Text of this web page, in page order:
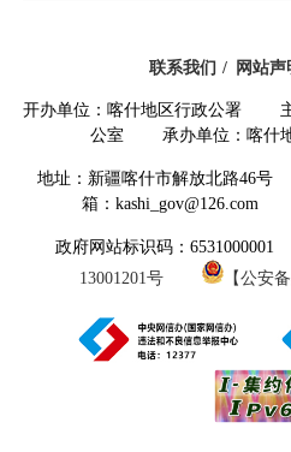
联系我们 网站声
开办单位：喀什地区行政公署 主
公室 承办单位：喀什地
地址：新疆喀什市解放北路
箱：kashi_gov@126.com
政府网站标识码：
13001201号
【公安